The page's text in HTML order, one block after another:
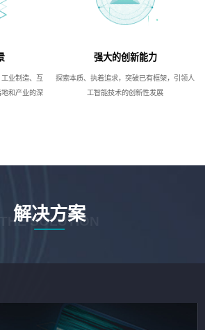
业制造、互
和产业的深
强大的创新能力
探索本质、执着追求，突破已有框架，引领人
工智能技术的创新性发展
解决方案
THE SOLUTION